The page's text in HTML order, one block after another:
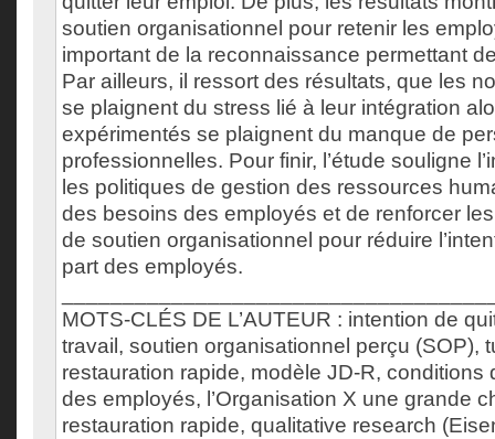
soutien organisationnel pour retenir les
important de la reconnaissance permettant
Par ailleurs, il ressort des résultats, que les
se plaignent du stress lié à leur intégration
expérimentés se plaignent du manque de
professionnelles. Pour finir, l’étude souligne
les politiques de gestion des ressources
des besoins des employés et de renforcer
de soutien organisationnel pour réduire
part des employés.
MOTS-CLÉS DE L’AUTEUR : intention de
travail, soutien organisationnel perçu (SOP),
restauration rapide, modèle JD-R, conditions
des employés, l’Organisation X une grande
restauration rapide, qualitative research